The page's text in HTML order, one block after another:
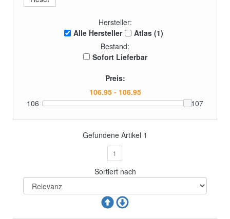
Hersteller:
Alle Hersteller
Atlas (1)
Bestand:
Sofort Lieferbar
Preis:
106 107
Gefundene Artikel 1
1
Sortiert nach